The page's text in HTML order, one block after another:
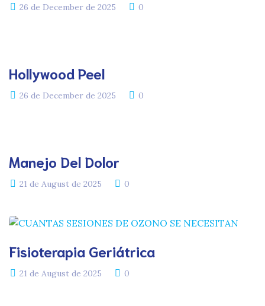
26 de December de 2025 0
Hollywood Peel
26 de December de 2025 0
Manejo Del Dolor
21 de August de 2025 0
Fisioterapia Geriátrica
21 de August de 2025 0